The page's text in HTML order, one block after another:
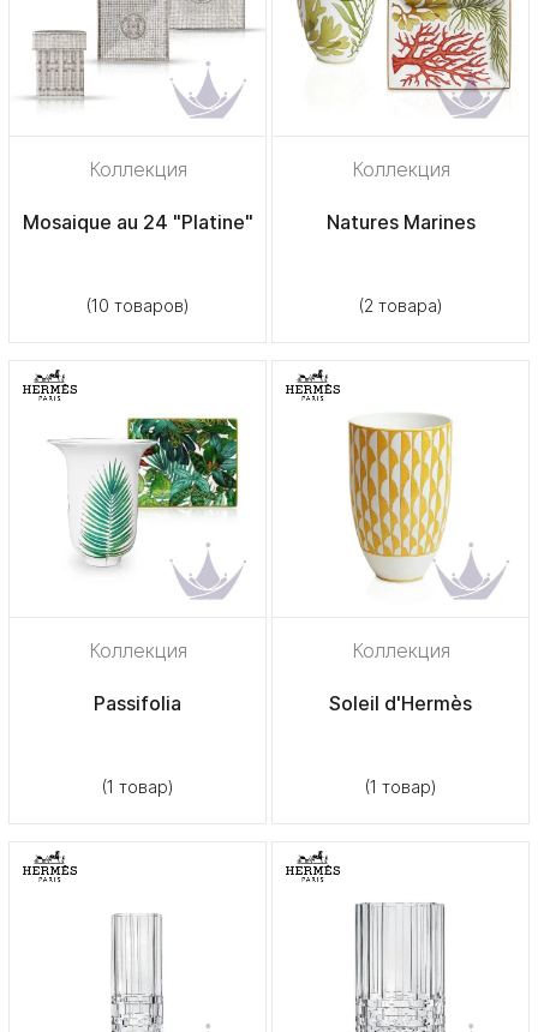
Коллекция
Mosaique au 24 "Platine"
(10 товаров)
Коллекция
Natures Marines
(2 товара)
Коллекция
Passifolia
(1 товар)
Коллекция
Soleil d'Hermès
(1 товар)